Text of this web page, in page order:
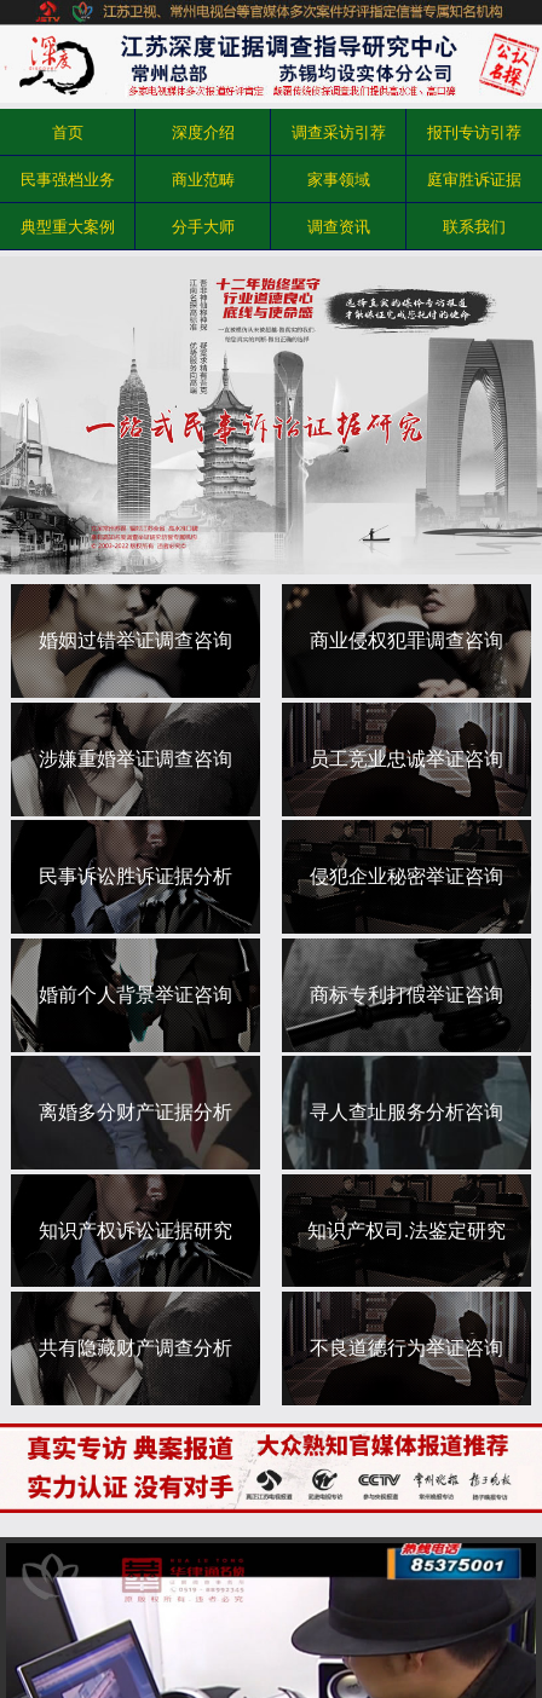
首页 深度介绍 调查采访引荐 报刊专访引荐
民事强档业务 商业范畴 家事领域 庭审胜诉证据
典型重大案例 分手大师 调查资讯 联系我们
婚姻过错举证调查咨询 商业侵权犯罪调查咨询
涉嫌重婚举证调查咨询 员工竞业忠诚举证咨询
民事诉讼胜诉证据分析 侵犯企业秘密举证咨询
婚前个人背景举证咨询 商标专利打假举证咨询
离婚多分财产证据分析 寻人查址服务分析咨询
知识产权诉讼证据研究 知识产权司.法鉴定研究
共有隐藏财产调查分析 不良道德行为举证咨询